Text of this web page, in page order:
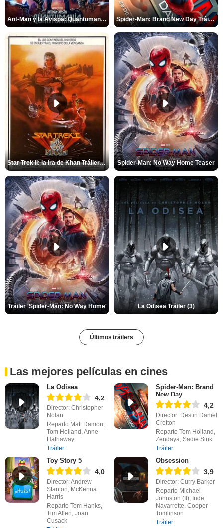
Ant-Man y la Avispa: Quantumanía Tráiler (2) Spider-Man: Brand New Day Tráiler (3)
Star Trek II: la ira de Khan Tráiler VO Spider-Man: No Way Home Teaser
Tráiler 'Spider-Man: No Way Home' La Odisea Tráiler (3)
Últimos tráilers
Las mejores películas en cines
La Odisea
4,2
Director: Christopher
Nolan
Reparto Matt Damon,
Tom Holland, Anne
Hathaway
Tráiler
Spider-Man: Brand
New Day
4,2
Director: Destin Daniel
Cretton
Reparto Tom Holland,
Zendaya, Sadie Sink
Tráiler
Toy Story 5
4,0
Director: Andrew
Stanton, McKenna
Harris
Reparto Tom Hanks,
Tim Allen, Joan
Cusack
Obsession
3,9
Director: Curry Barker
Reparto Michael
Johnston (II), Inde
Navarrette, Cooper
Tomlinson
Tráiler